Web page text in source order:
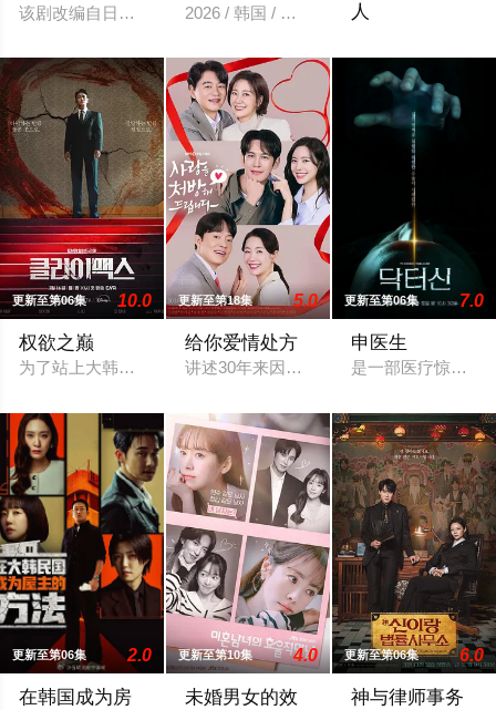
该剧改编自日本富士电视台播出的《冰之世界》，讲述了保险公
2026 / 韩国 / 黄俊秀,李在恩
人
更新至第06集 10.0
权欲之巅
为了站上大韩民国的权力之巅，投身权力卡特尔(译注:检察官体
更新至第18集 5.0
给你爱情处方
讲述30年来因恶缘而交织在一起的两家人
更新至第06集 7.0
申医生
是一部医疗惊悚剧
更新至第06集 2.0
在韩国成为房
更新至第10集 4.0
未婚男女的效
更新至第06集 6.0
神与律师事务